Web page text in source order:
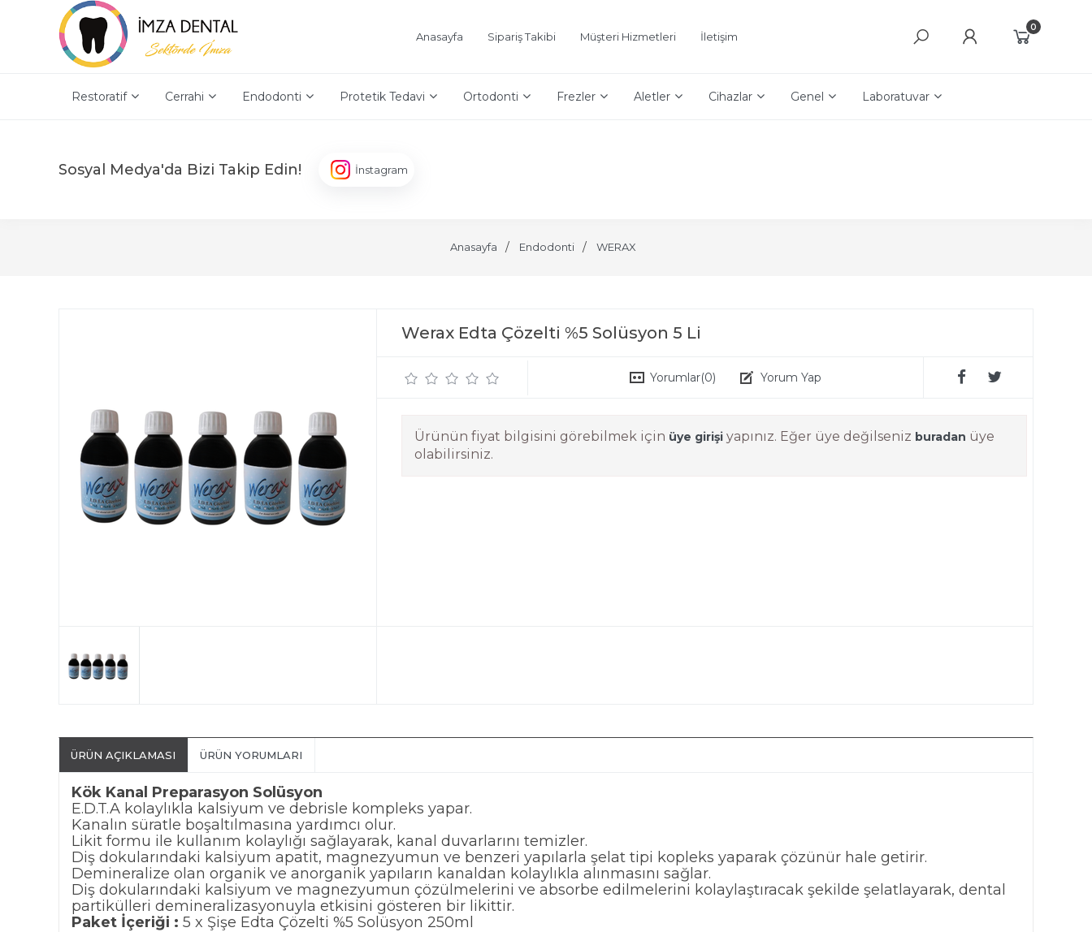
Anasayfa Sipariş Takibi Müşteri Hizmetleri İletişim
0
Restoratif Cerrahi Endodonti Protetik Tedavi Ortodonti Frezler Aletler Cihazlar Genel Laboratuvar
Sosyal Medya'da Bizi Takip Edin! İnstagram
Anasayfa Endodonti WERAX
Werax Edta Çözelti %5 Solüsyon 5 Li
Yorumlar(0) Yorum Yap
Ürünün fiyat bilgisini görebilmek için üye girişi yapınız. Eğer üye değilseniz buradan üye
olabilirsiniz.
ÜRÜN AÇIKLAMASI ÜRÜN YORUMLARI
Kök Kanal Preparasyon Solüsyon
E.D.T.A kolaylıkla kalsiyum ve debrisle kompleks yapar.
Kanalın süratle boşaltılmasına yardımcı olur.
Likit formu ile kullanım kolaylığı sağlayarak, kanal duvarlarını temizler.
Diş dokularındaki kalsiyum apatit, magnezyumun ve benzeri yapılarla şelat tipi kopleks yaparak çözünür hale getirir.
Demineralize olan organik ve anorganik yapıların kanaldan kolaylıkla alınmasını sağlar.
Diş dokularındaki kalsiyum ve magnezyumun çözülmelerini ve absorbe edilmelerini kolaylaştıracak şekilde şelatlayarak, dental
partikülleri demineralizasyonuyla etkisini gösteren bir likittir.
Paket İçeriği : 5 x Şişe Edta Çözelti %5 Solüsyon 250ml